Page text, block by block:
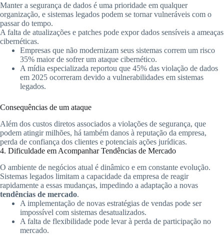
Manter a segurança de dados é uma prioridade em qualquer
organização, e sistemas legados podem se tornar vulneráveis com o
passar do tempo.
A falta de atualizações e patches pode expor dados sensíveis a ameaças
cibernéticas.
Empresas que não modernizam seus sistemas correm um risco
35% maior de sofrer um ataque cibernético.
A mídia especializada reportou que 45% das violação de dados
em 2025 ocorreram devido a vulnerabilidades em sistemas
legados.
Consequências de um ataque
Além dos custos diretos associados a violações de segurança, que
podem atingir milhões, há também danos à reputação da empresa,
perda de confiança dos clientes e potenciais ações jurídicas.
4. Dificuldade em Acompanhar Tendências de Mercado
O ambiente de negócios atual é dinâmico e em constante evolução.
Sistemas legados limitam a capacidade da empresa de reagir
rapidamente a essas mudanças, impedindo a adaptação a novas
tendências de mercado.
A implementação de novas estratégias de vendas pode ser
impossível com sistemas desatualizados.
A falta de flexibilidade pode levar à perda de participação no
mercado.